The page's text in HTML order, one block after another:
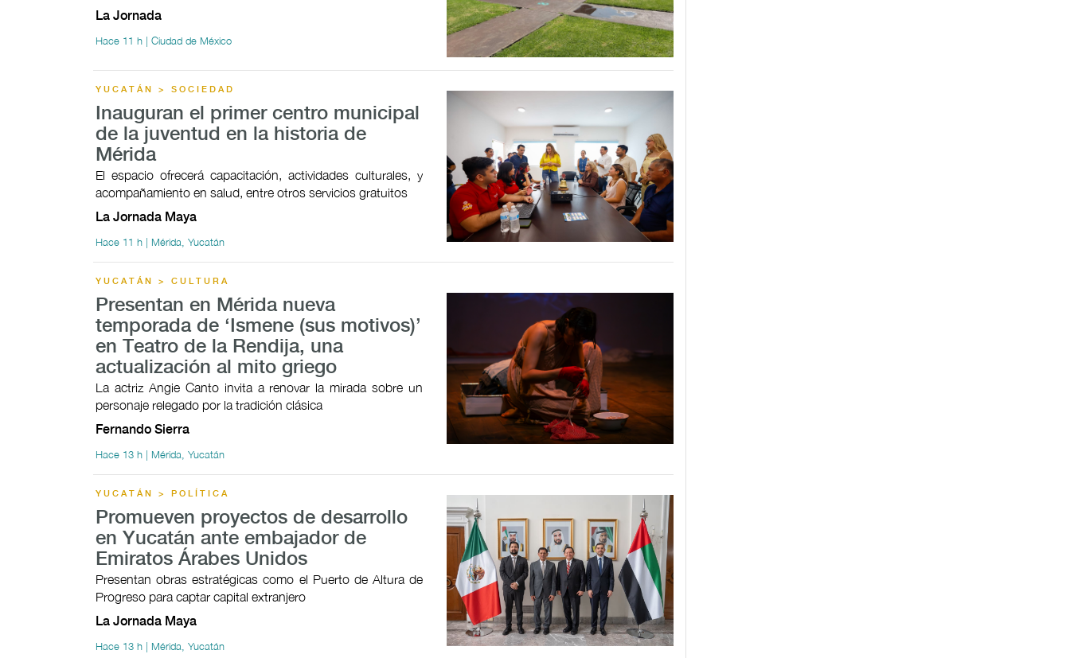
La Jornada
Hace 11 h | Ciudad de México
YUCATÁN > SOCIEDAD
Inauguran el primer centro municipal
de la juventud en la historia de
Mérida
El espacio ofrecerá capacitación, actividades culturales, y
acompañamiento en salud, entre otros servicios gratuitos
La Jornada Maya
Hace 11 h | Mérida, Yucatán
YUCATÁN > CULTURA
Presentan en Mérida nueva
temporada de ‘Ismene (sus motivos)’
en Teatro de la Rendija, una
actualización al mito griego
La actriz Angie Canto invita a renovar la mirada sobre un
personaje relegado por la tradición clásica
Fernando Sierra
Hace 13 h | Mérida, Yucatán
YUCATÁN > POLÍTICA
Promueven proyectos de desarrollo
en Yucatán ante embajador de
Emiratos Árabes Unidos
Presentan obras estratégicas como el Puerto de Altura de
Progreso para captar capital extranjero
La Jornada Maya
Hace 13 h | Mérida, Yucatán